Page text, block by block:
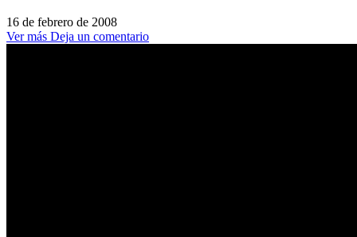
16 de febrero de 2008
Ver más Deja un comentario